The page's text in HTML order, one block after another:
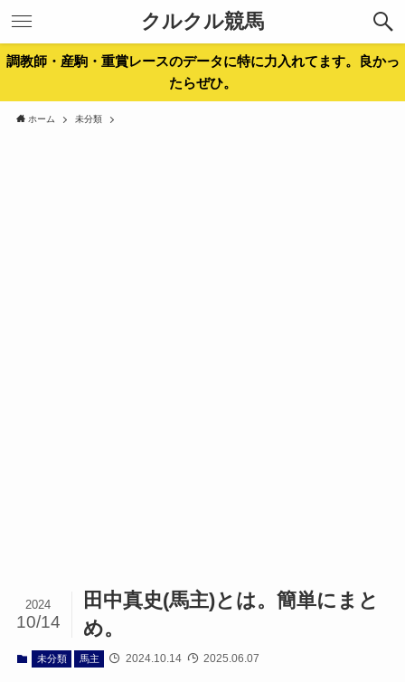
クルクル競馬
調教師・産駒・重賞レースのデータに特に力入れてます。良かっ
たらぜひ。
ホーム 未分類
田中真史(馬主)とは。簡単にまと
め。
2024
10/14
未分類 馬主 2024.10.14 2025.06.07